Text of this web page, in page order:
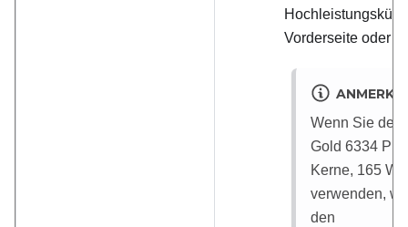
Vorderseite oder
Wenn Sie den
Gold 6334
Kerne, 165 W,
verwenden,
den